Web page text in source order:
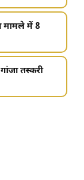
मामले में 8
तस्करी